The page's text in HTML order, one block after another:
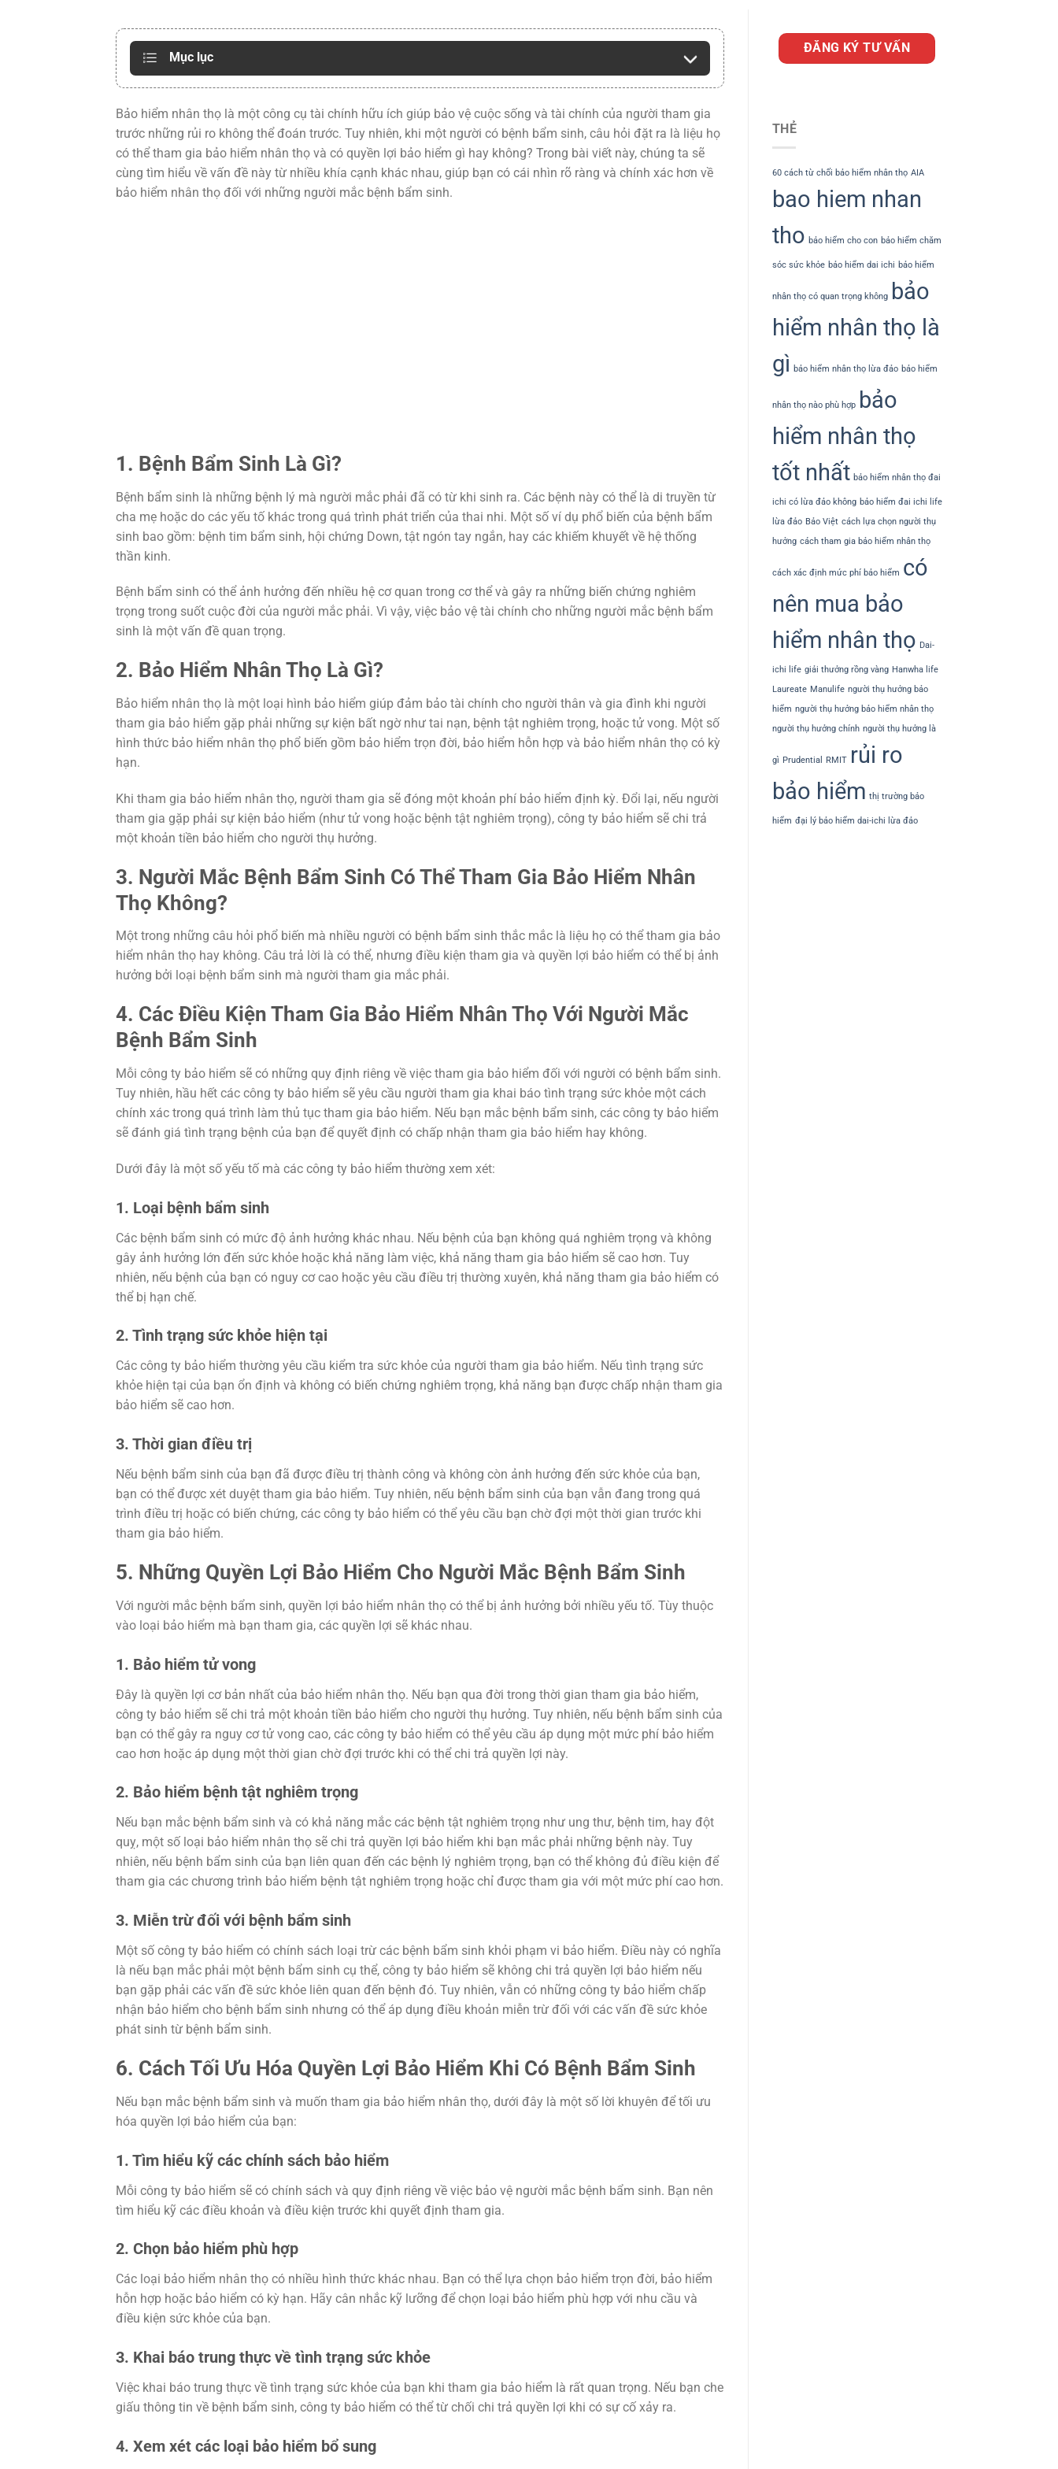
Mục lục
Bảo hiểm nhân thọ là một công cụ tài chính hữu ích giúp bảo vệ cuộc sống và tài chính của người tham gia
trước những rủi ro không thể đoán trước. Tuy nhiên, khi một người có bệnh bẩm sinh, câu hỏi đặt ra là liệu họ
có thể tham gia bảo hiểm nhân thọ và có quyền lợi bảo hiểm gì hay không? Trong bài viết này, chúng ta sẽ
cùng tìm hiểu về vấn đề này từ nhiều khía cạnh khác nhau, giúp bạn có cái nhìn rõ ràng và chính xác hơn về
bảo hiểm nhân thọ đối với những người mắc bệnh bẩm sinh.
1. Bệnh Bẩm Sinh Là Gì?
Bệnh bẩm sinh là những bệnh lý mà người mắc phải đã có từ khi sinh ra. Các bệnh này có thể là di truyền từ
cha mẹ hoặc do các yếu tố khác trong quá trình phát triển của thai nhi. Một số ví dụ phổ biến của bệnh bẩm
sinh bao gồm: bệnh tim bẩm sinh, hội chứng Down, tật ngón tay ngắn, hay các khiếm khuyết về hệ thống
thần kinh.
Bệnh bẩm sinh có thể ảnh hưởng đến nhiều hệ cơ quan trong cơ thể và gây ra những biến chứng nghiêm
trọng trong suốt cuộc đời của người mắc phải. Vì vậy, việc bảo vệ tài chính cho những người mắc bệnh bẩm
sinh là một vấn đề quan trọng.
2. Bảo Hiểm Nhân Thọ Là Gì?
Bảo hiểm nhân thọ là một loại hình bảo hiểm giúp đảm bảo tài chính cho người thân và gia đình khi người
tham gia bảo hiểm gặp phải những sự kiện bất ngờ như tai nạn, bệnh tật nghiêm trọng, hoặc tử vong. Một số
hình thức bảo hiểm nhân thọ phổ biến gồm bảo hiểm trọn đời, bảo hiểm hỗn hợp và bảo hiểm nhân thọ có kỳ
hạn.
Khi tham gia bảo hiểm nhân thọ, người tham gia sẽ đóng một khoản phí bảo hiểm định kỳ. Đổi lại, nếu người
tham gia gặp phải sự kiện bảo hiểm (như tử vong hoặc bệnh tật nghiêm trọng), công ty bảo hiểm sẽ chi trả
một khoản tiền bảo hiểm cho người thụ hưởng.
3. Người Mắc Bệnh Bẩm Sinh Có Thể Tham Gia Bảo Hiểm Nhân
Thọ Không?
Một trong những câu hỏi phổ biến mà nhiều người có bệnh bẩm sinh thắc mắc là liệu họ có thể tham gia bảo
hiểm nhân thọ hay không. Câu trả lời là có thể, nhưng điều kiện tham gia và quyền lợi bảo hiểm có thể bị ảnh
hưởng bởi loại bệnh bẩm sinh mà người tham gia mắc phải.
4. Các Điều Kiện Tham Gia Bảo Hiểm Nhân Thọ Với Người Mắc
Bệnh Bẩm Sinh
Mỗi công ty bảo hiểm sẽ có những quy định riêng về việc tham gia bảo hiểm đối với người có bệnh bẩm sinh.
Tuy nhiên, hầu hết các công ty bảo hiểm sẽ yêu cầu người tham gia khai báo tình trạng sức khỏe một cách
chính xác trong quá trình làm thủ tục tham gia bảo hiểm. Nếu bạn mắc bệnh bẩm sinh, các công ty bảo hiểm
sẽ đánh giá tình trạng bệnh của bạn để quyết định có chấp nhận tham gia bảo hiểm hay không.
Dưới đây là một số yếu tố mà các công ty bảo hiểm thường xem xét:
1. Loại bệnh bẩm sinh
Các bệnh bẩm sinh có mức độ ảnh hưởng khác nhau. Nếu bệnh của bạn không quá nghiêm trọng và không
gây ảnh hưởng lớn đến sức khỏe hoặc khả năng làm việc, khả năng tham gia bảo hiểm sẽ cao hơn. Tuy
nhiên, nếu bệnh của bạn có nguy cơ cao hoặc yêu cầu điều trị thường xuyên, khả năng tham gia bảo hiểm có
thể bị hạn chế.
2. Tình trạng sức khỏe hiện tại
Các công ty bảo hiểm thường yêu cầu kiểm tra sức khỏe của người tham gia bảo hiểm. Nếu tình trạng sức
khỏe hiện tại của bạn ổn định và không có biến chứng nghiêm trọng, khả năng bạn được chấp nhận tham gia
bảo hiểm sẽ cao hơn.
3. Thời gian điều trị
Nếu bệnh bẩm sinh của bạn đã được điều trị thành công và không còn ảnh hưởng đến sức khỏe của bạn,
bạn có thể được xét duyệt tham gia bảo hiểm. Tuy nhiên, nếu bệnh bẩm sinh của bạn vẫn đang trong quá
trình điều trị hoặc có biến chứng, các công ty bảo hiểm có thể yêu cầu bạn chờ đợi một thời gian trước khi
tham gia bảo hiểm.
5. Những Quyền Lợi Bảo Hiểm Cho Người Mắc Bệnh Bẩm Sinh
Với người mắc bệnh bẩm sinh, quyền lợi bảo hiểm nhân thọ có thể bị ảnh hưởng bởi nhiều yếu tố. Tùy thuộc
vào loại bảo hiểm mà bạn tham gia, các quyền lợi sẽ khác nhau.
1. Bảo hiểm tử vong
Đây là quyền lợi cơ bản nhất của bảo hiểm nhân thọ. Nếu bạn qua đời trong thời gian tham gia bảo hiểm,
công ty bảo hiểm sẽ chi trả một khoản tiền bảo hiểm cho người thụ hưởng. Tuy nhiên, nếu bệnh bẩm sinh của
bạn có thể gây ra nguy cơ tử vong cao, các công ty bảo hiểm có thể yêu cầu áp dụng một mức phí bảo hiểm
cao hơn hoặc áp dụng một thời gian chờ đợi trước khi có thể chi trả quyền lợi này.
2. Bảo hiểm bệnh tật nghiêm trọng
Nếu bạn mắc bệnh bẩm sinh và có khả năng mắc các bệnh tật nghiêm trọng như ung thư, bệnh tim, hay đột
quỵ, một số loại bảo hiểm nhân thọ sẽ chi trả quyền lợi bảo hiểm khi bạn mắc phải những bệnh này. Tuy
nhiên, nếu bệnh bẩm sinh của bạn liên quan đến các bệnh lý nghiêm trọng, bạn có thể không đủ điều kiện để
tham gia các chương trình bảo hiểm bệnh tật nghiêm trọng hoặc chỉ được tham gia với một mức phí cao hơn.
3. Miễn trừ đối với bệnh bẩm sinh
Một số công ty bảo hiểm có chính sách loại trừ các bệnh bẩm sinh khỏi phạm vi bảo hiểm. Điều này có nghĩa
là nếu bạn mắc phải một bệnh bẩm sinh cụ thể, công ty bảo hiểm sẽ không chi trả quyền lợi bảo hiểm nếu
bạn gặp phải các vấn đề sức khỏe liên quan đến bệnh đó. Tuy nhiên, vẫn có những công ty bảo hiểm chấp
nhận bảo hiểm cho bệnh bẩm sinh nhưng có thể áp dụng điều khoản miễn trừ đối với các vấn đề sức khỏe
phát sinh từ bệnh bẩm sinh.
6. Cách Tối Ưu Hóa Quyền Lợi Bảo Hiểm Khi Có Bệnh Bẩm Sinh
Nếu bạn mắc bệnh bẩm sinh và muốn tham gia bảo hiểm nhân thọ, dưới đây là một số lời khuyên để tối ưu
hóa quyền lợi bảo hiểm của bạn:
1. Tìm hiểu kỹ các chính sách bảo hiểm
Mỗi công ty bảo hiểm sẽ có chính sách và quy định riêng về việc bảo vệ người mắc bệnh bẩm sinh. Bạn nên
tìm hiểu kỹ các điều khoản và điều kiện trước khi quyết định tham gia.
2. Chọn bảo hiểm phù hợp
Các loại bảo hiểm nhân thọ có nhiều hình thức khác nhau. Bạn có thể lựa chọn bảo hiểm trọn đời, bảo hiểm
hỗn hợp hoặc bảo hiểm có kỳ hạn. Hãy cân nhắc kỹ lưỡng để chọn loại bảo hiểm phù hợp với nhu cầu và
điều kiện sức khỏe của bạn.
3. Khai báo trung thực về tình trạng sức khỏe
Việc khai báo trung thực về tình trạng sức khỏe của bạn khi tham gia bảo hiểm là rất quan trọng. Nếu bạn che
giấu thông tin về bệnh bẩm sinh, công ty bảo hiểm có thể từ chối chi trả quyền lợi khi có sự cố xảy ra.
4. Xem xét các loại bảo hiểm bổ sung
ĐĂNG KÝ TƯ VẤN
THẺ
60 cách từ chối bảo hiểm nhân thọ AIA
bao hiem nhan
tho bảo hiểm cho con bảo hiểm chăm
sóc sức khỏe bảo hiểm dai ichi bảo hiểm
nhân thọ có quan trọng không
bảo
hiểm nhân thọ là
gì bảo hiểm nhân thọ lừa đảo bảo hiểm
nhân thọ nào phù hợp
bảo
hiểm nhân thọ
tốt nhất bảo hiểm nhân thọ đai
ichi có lừa đảo không bảo hiểm đai ichi life
lừa đảo Bảo Việt cách lựa chọn người thụ
hưởng cách tham gia bảo hiểm nhân thọ
cách xác định mức phí bảo hiểm có
nên mua bảo
hiểm nhân thọ Dai-
ichi life giải thưởng rồng vàng Hanwha life
Laureate Manulife người thụ hưởng bảo
hiểm người thụ hưởng bảo hiểm nhân thọ
người thụ hưởng chính người thụ hưởng là
gì Prudential RMIT rủi ro
bảo hiểm thị trường bảo
hiểm đại lý bảo hiểm dai-ichi lừa đảo